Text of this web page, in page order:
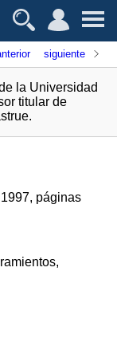
siguiente
la Universidad
titular de
páginas